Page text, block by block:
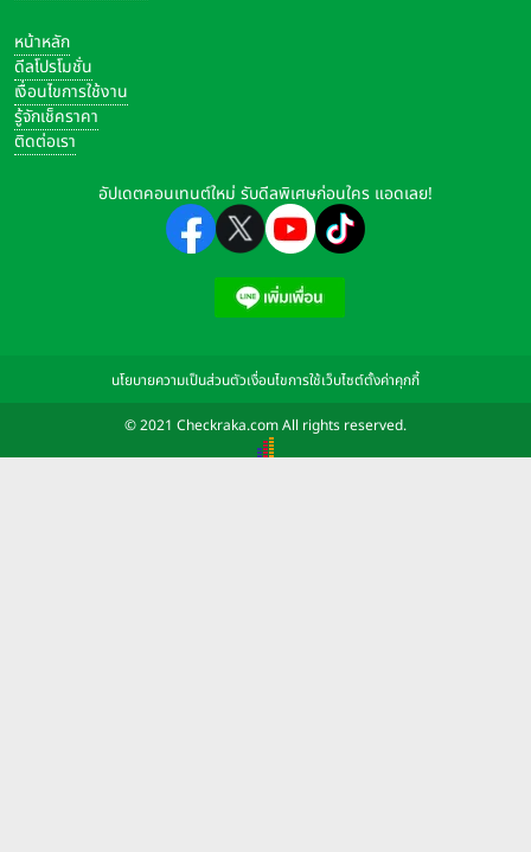
หน้าหลัก
ดีลโปรโมชั่น
เงื่อนไขการใช้งาน
รู้จักเช็คราคา
ติดต่อเรา
อัปเดตคอนเทนต์ใหม่ รับดีลพิเศษก่อนใคร แอดเลย!
นโยบายความเป็นส่วนตัวเงื่อนไขการใช้เว็บไซต์ตั้งค่าคุกกี้
© 2021 Checkraka.com All rights reserved.